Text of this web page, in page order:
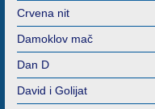
Crvena nit
Damoklov mač
Dan D
David i Golijat